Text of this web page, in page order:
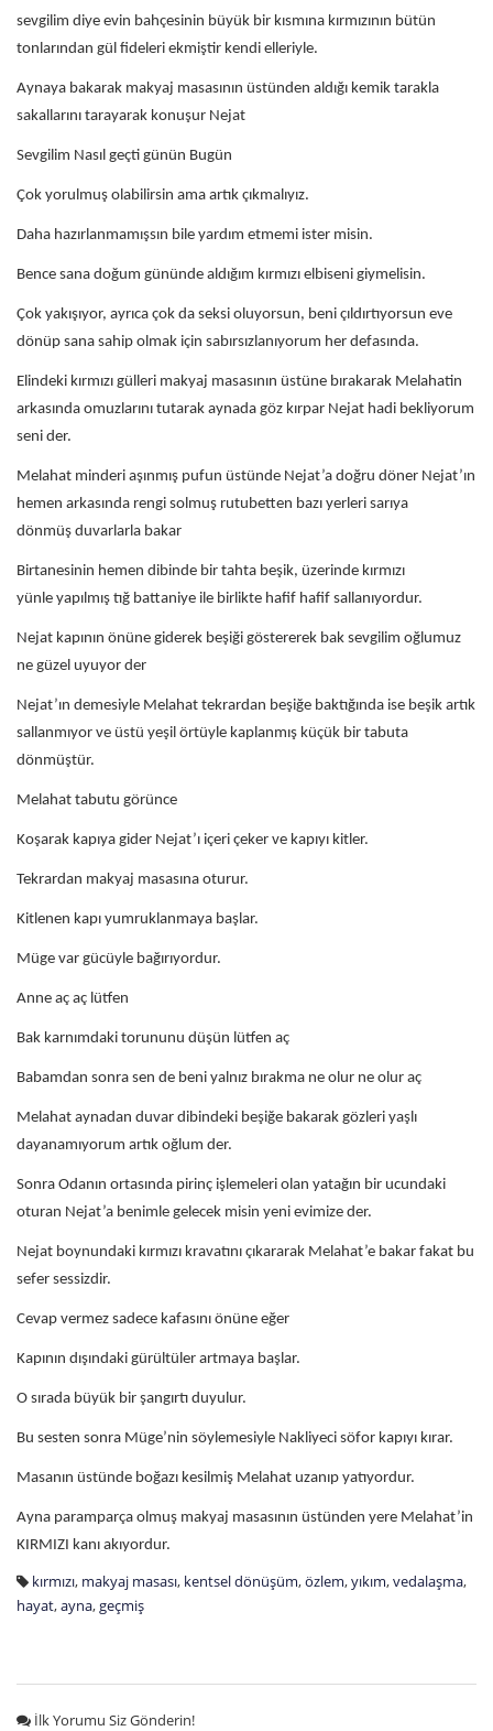
sevgilim diye evin bahçesinin büyük bir kısmına kırmızının bütün
tonlarından gül fideleri ekmiştir kendi elleriyle.
Aynaya bakarak makyaj masasının üstünden aldığı kemik tarakla
sakallarını tarayarak konuşur Nejat
Sevgilim Nasıl geçti günün Bugün
Çok yorulmuş olabilirsin ama artık çıkmalıyız.
Daha hazırlanmamışsın bile yardım etmemi ister misin.
Bence sana doğum gününde aldığım kırmızı elbiseni giymelisin.
Çok yakışıyor, ayrıca çok da seksi oluyorsun, beni çıldırtıyorsun eve
dönüp sana sahip olmak için sabırsızlanıyorum her defasında.
Elindeki kırmızı gülleri makyaj masasının üstüne bırakarak Melahatin
arkasında omuzlarını tutarak aynada göz kırpar Nejat hadi bekliyorum
seni der.
Melahat minderi aşınmış pufun üstünde Nejat’a doğru döner Nejat’ın
hemen arkasında rengi solmuş rutubetten bazı yerleri sarıya
dönmüş duvarlarla bakar
Birtanesinin hemen dibinde bir tahta beşik, üzerinde kırmızı
yünle yapılmış tığ battaniye ile birlikte hafif hafif sallanıyordur.
Nejat kapının önüne giderek beşiği göstererek bak sevgilim oğlumuz
ne güzel uyuyor der
Nejat’ın demesiyle Melahat tekrardan beşiğe baktığında ise beşik artık
sallanmıyor ve üstü yeşil örtüyle kaplanmış küçük bir tabuta
dönmüştür.
Melahat tabutu görünce
Koşarak kapıya gider Nejat’ı içeri çeker ve kapıyı kitler.
Tekrardan makyaj masasına oturur.
Kitlenen kapı yumruklanmaya başlar.
Müge var gücüyle bağırıyordur.
Anne aç aç lütfen
Bak karnımdaki torununu düşün lütfen aç
Babamdan sonra sen de beni yalnız bırakma ne olur ne olur aç
Melahat aynadan duvar dibindeki beşiğe bakarak gözleri yaşlı
dayanamıyorum artık oğlum der.
Sonra Odanın ortasında pirinç işlemeleri olan yatağın bir ucundaki
oturan Nejat’a benimle gelecek misin yeni evimize der.
Nejat boynundaki kırmızı kravatını çıkararak Melahat’e bakar fakat bu
sefer sessizdir.
Cevap vermez sadece kafasını önüne eğer
Kapının dışındaki gürültüler artmaya başlar.
O sırada büyük bir şangırtı duyulur.
Bu sesten sonra Müge’nin söylemesiyle Nakliyeci söfor kapıyı kırar.
Masanın üstünde boğazı kesilmiş Melahat uzanıp yatıyordur.
Ayna paramparça olmuş makyaj masasının üstünden yere Melahat’in
KIRMIZI kanı akıyordur.
kırmızı, makyaj masası, kentsel dönüşüm,özlem,yıkım,vedalaşma,
hayat,ayna,geçmiş
İlk Yorumu Siz Gönderin!